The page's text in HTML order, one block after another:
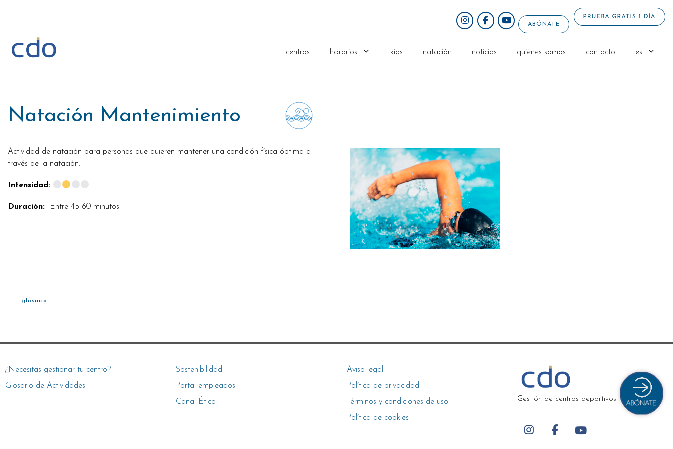
ABÓNATE
centros horarios kids natación noticias quiénes somos contacto es
Natación Mantenimiento
Actividad de natación para personas que quieren mantener una condición física óptima a
través de la natación.
Intensidad:
Duración: Entre 45-60 minutos.
glosario
¿Necesitas gestionar tu centro?
Glosario de Actividades
Sostenibilidad
Portal empleados
Canal Ético
Aviso legal
Política de privacidad
Términos y condiciones de uso
Política de cookies
Gestión de centros deportivos